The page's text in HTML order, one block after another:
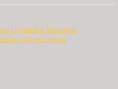
i Frankfurt Marathon
och en svensk